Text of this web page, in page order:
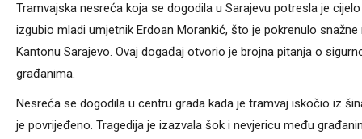
Tramvajska nesreća koja se dogodila u Sarajevu potresla je
izgubio mladi umjetnik Erdoan Morankić, što je pokrenulo
Kantonu Sarajevo. Ovaj događaj otvorio je brojna pitanja o
građanima.
Nesreća se dogodila u centru grada kada je tramvaj iskočio iz
je povrijeđeno. Tragedija je izazvala šok i nevjericu među